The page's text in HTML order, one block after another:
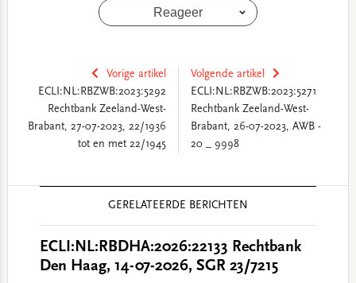
Reageer
Vorige artikel
ECLI:NL:RBZWB:2023:5292
Rechtbank Zeeland-West-
Brabant, 27-07-2023, 22/1936
tot en met 22/1945
Volgende artikel
ECLI:NL:RBZWB:2023:5271
Rechtbank Zeeland-West-
Brabant, 26-07-2023, AWB -
20 _ 9998
GERELATEERDE BERICHTEN
ECLI:NL:RBDHA:2026:22133 Rechtbank
Den Haag, 14-07-2026, SGR 23/7215